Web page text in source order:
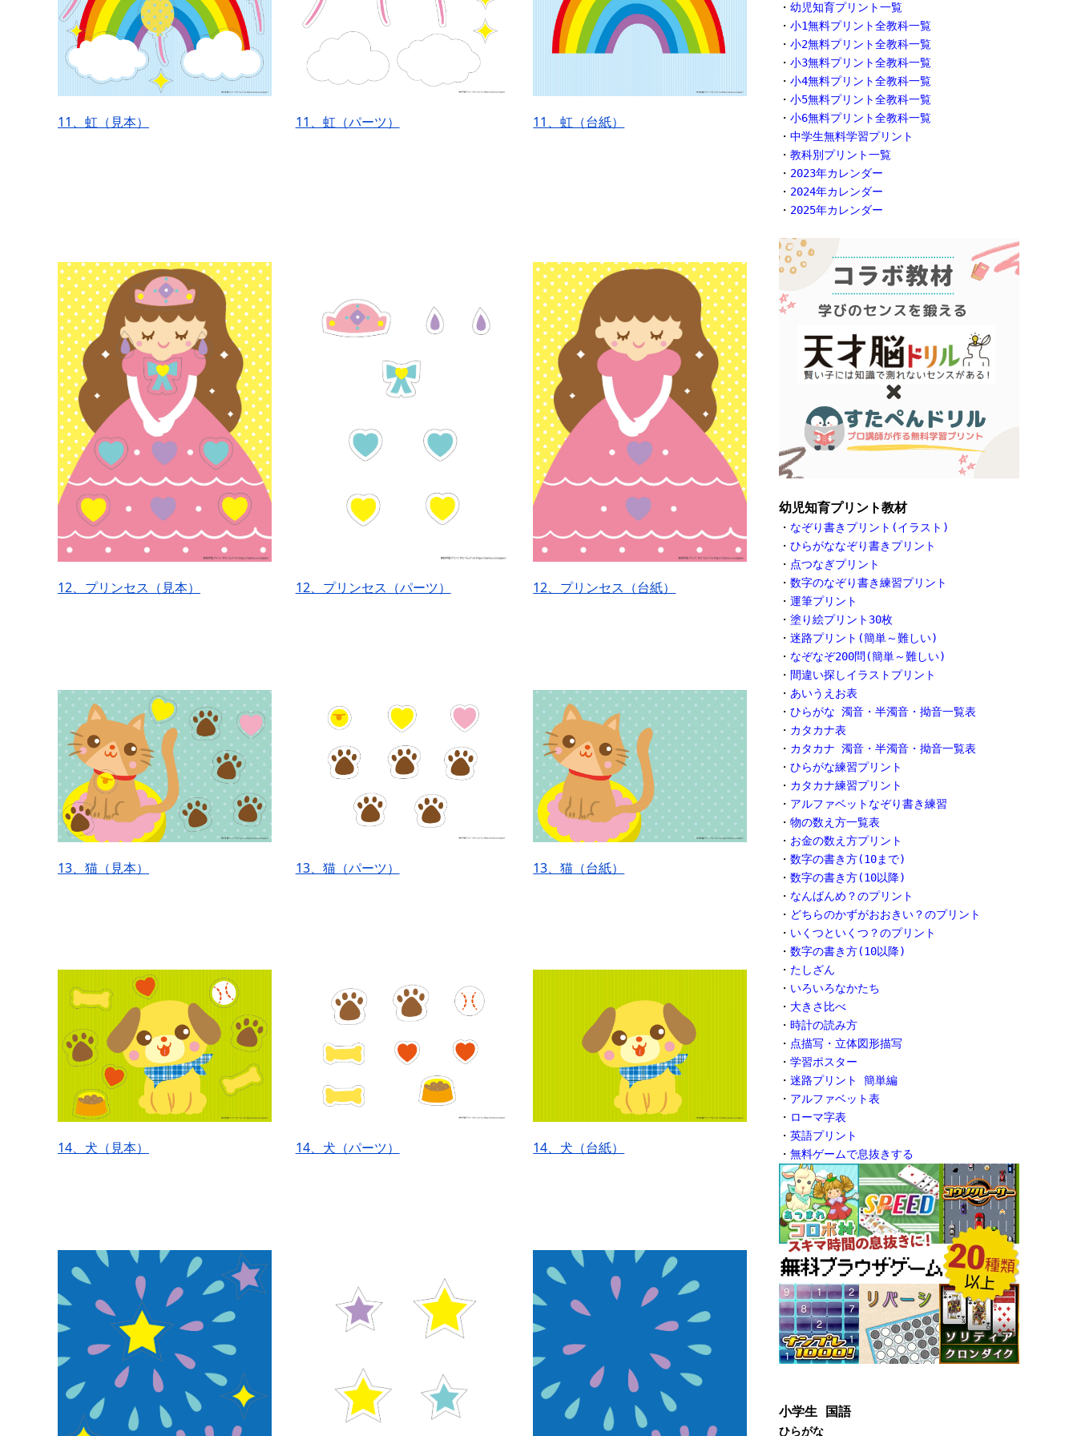
11、虹（見本） 11、虹（パーツ） 11、虹（台紙）
12、プリンセス（見本） 12、プリンセス（パーツ） 12、プリンセス（台紙）
13、猫（見本） 13、猫（パーツ） 13、猫（台紙）
14、犬（見本） 14、犬（パーツ） 14、犬（台紙）
・ 幼児知育プリント一覧
・ 小1無料プリント全教科一覧
・ 小2無料プリント全教科一覧
・ 小3無料プリント全教科一覧
・ 小4無料プリント全教科一覧
・ 小5無料プリント全教科一覧
・ 小6無料プリント全教科一覧
・ 中学生無料学習プリント
・ 教科別プリント一覧
・ 2023年カレンダー
・ 2024年カレンダー
・ 2025年カレンダー
幼児知育プリント教材
・ なぞり書きプリント(イラスト)
・ ひらがななぞり書きプリント
・ 点つなぎプリント
・ 数字のなぞり書き練習プリント
・ 運筆プリント
・ 塗り絵プリント30枚
・ 迷路プリント(簡単～難しい)
・ なぞなぞ200問(簡単～難しい)
・ 間違い探しイラストプリント
・ あいうえお表
・ ひらがな 濁音・半濁音・拗音一覧表
・ カタカナ表
・ カタカナ 濁音・半濁音・拗音一覧表
・ ひらがな練習プリント
・ カタカナ練習プリント
・ アルファベットなぞり書き練習
・ 物の数え方一覧表
・ お金の数え方プリント
・ 数字の書き方(10まで)
・ 数字の書き方(10以降)
・ なんばんめ？のプリント
・ どちらのかずがおおきい？のプリント
・ いくつといくつ？のプリント
・ 数字の書き方(10以降)
・ たしざん
・ いろいろなかたち
・ 大きさ比べ
・ 時計の読み方
・ 点描写・立体図形描写
・ 学習ポスター
・ 迷路プリント 簡単編
・ アルファベット表
・ ローマ字表
・ 英語プリント
・ 無料ゲームで息抜きする
小学生 国語
ひらがな